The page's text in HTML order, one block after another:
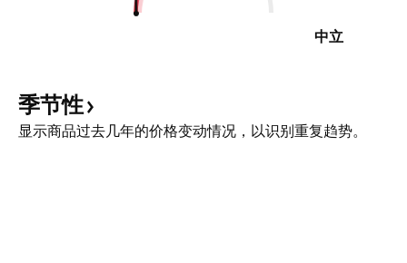
中立
季节性
显示商品过去几年的价格变动情况，以识别重复趋势。